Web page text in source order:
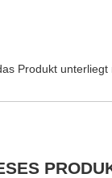
Produkt